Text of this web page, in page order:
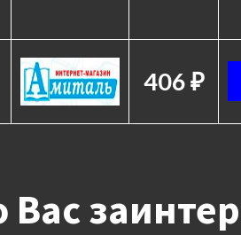
406 ₽